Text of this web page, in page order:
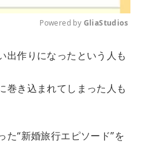
u
Powered by GliaStudios
出作りになったという人も
巻き込まれてしまった人も
た“新婚旅行エピソード”を